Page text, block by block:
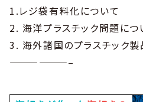
1.レジ袋有料化について
2. 海洋プラスチック問題につ
3. 海外諸国のプラスチック
——————–